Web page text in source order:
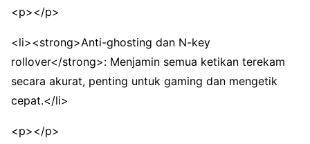
<p></p>
<li><strong>Anti-ghosting dan N-key
rollover</strong>: Menjamin semua ketikan terekam
secara akurat, penting untuk gaming dan mengetik
cepat.</li>
<p></p>